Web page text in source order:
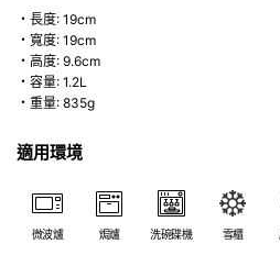
・長度: 19cm
・寬度: 19cm
・高度: 9.6cm
・容量: 1.2L
・重量: 835g
適用環境
微波爐 焗爐 洗碗碟機 雪櫃